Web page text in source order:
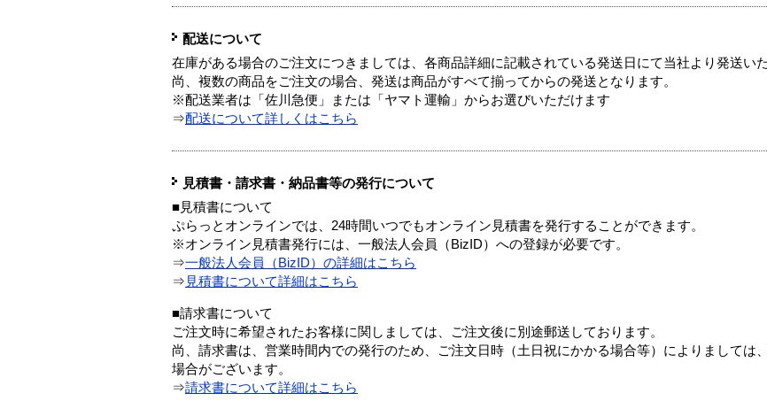
配送について
在庫がある場合のご注文につきましては、各商品詳細に記載されている発送日にて当社より発送いた
尚、複数の商品をご注文の場合、発送は商品がすべて揃ってからの発送となります。
※配送業者は「佐川急便」または「ヤマト運輸」からお選びいただけます
⇒配送について詳しくはこちら
見積書・請求書・納品書等の発行について
■見積書について
ぷらっとオンラインでは、24時間いつでもオンライン見積書を発行することができます。
※オンライン見積書発行には、一般法人会員（BizID）への登録が必要です。
⇒一般法人会員（BizID）の詳細はこちら
⇒ 見積書について詳細はこちら
■請求書について
ご注文時に希望されたお客様に関しましては、ご注文後に別途郵送しております。
尚、請求書は、営業時間内での発行のため、ご注文日時（土日祝にかかる場合等）によりましては
場合がございます。
⇒請求書について詳細はこちら